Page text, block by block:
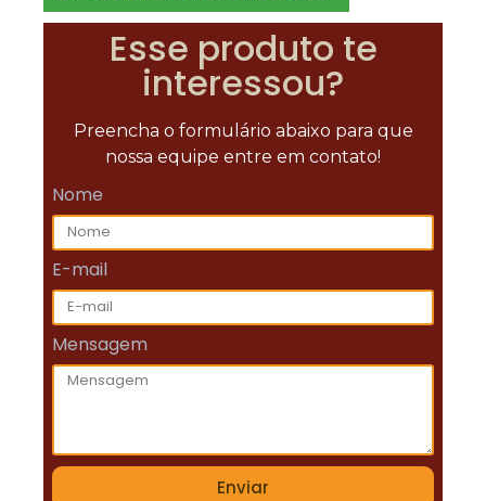
Esse produto te
interessou?
Preencha o formulário abaixo para que
nossa equipe entre em contato!
Nome
E-mail
Mensagem
Enviar